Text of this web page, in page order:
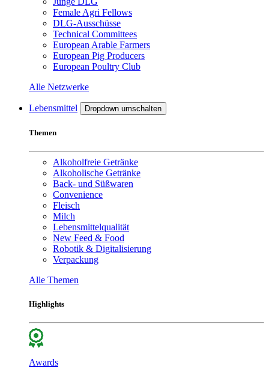
Female Agri Fellows
DLG-Ausschüsse
Technical Committees
European Arable Farmers
European Pig Producers
European Poultry Club
Alle Netzwerke
Lebensmittel Dropdown umschalten
Themen
Alkoholfreie Getränke
Alkoholische Getränke
Back- und Süßwaren
Convenience
Fleisch
Milch
Lebensmittelqualität
New Feed & Food
Robotik & Digitalisierung
Verpackung
Alle Themen
Highlights
Awards